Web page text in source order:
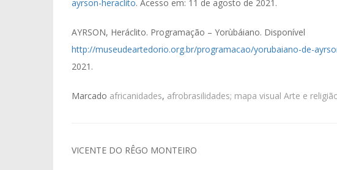
ayrson-heraclito. Acesso em: 11 de agosto de 2021.
AYRSON, Heráclito. Programação – Yorùbáiano. Disponível
http://museudeartedorio.org.br/programacao/yorubaiano-de-
2021.
Marcado africanidades, afrobrasilidades; mapa visual Arte e
Navegação
VICENTE DO RÊGO MONTEIRO